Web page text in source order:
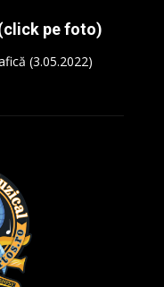
(click pe foto)